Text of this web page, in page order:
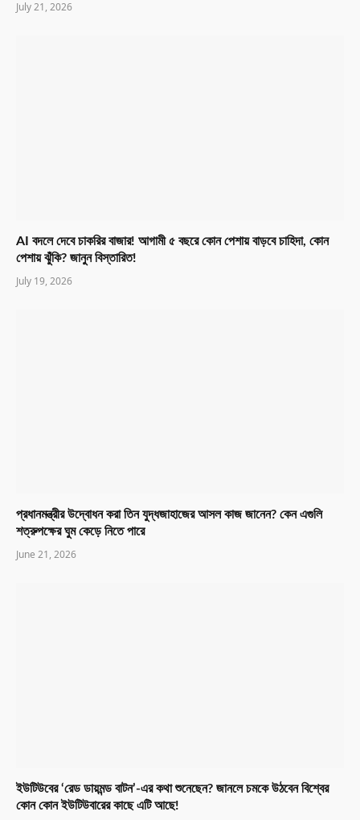
July 21, 2026
AI বদলে দেবে চাকরির বাজার! আগামী ৫ বছরে কোন পেশায় বাড়বে চাহিদা, কোন
পেশায় ঝুঁকি? জানুন বিস্তারিত!
July 19, 2026
প্রধানমন্ত্রীর উদ্বোধন করা তিন যুদ্ধজাহাজের আসল কাজ জানেন? কেন এগুলি
শত্রুপক্ষের ঘুম কেড়ে নিতে পারে
June 21, 2026
ইউটিউবের ‘রেড ডায়মন্ড বাটন’-এর কথা শুনেছেন? জানলে চমকে উঠবেন বিশ্বের
কোন কোন ইউটিউবারের কাছে এটি আছে!